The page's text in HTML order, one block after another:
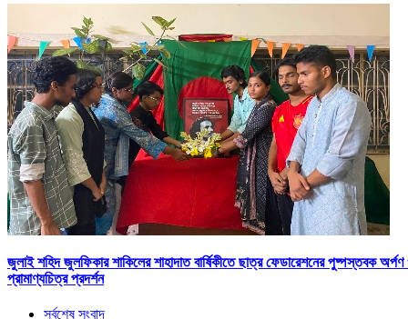
​জুলাই শহিদ জুলফিকার শাকিলের শাহাদাত বার্ষিকীতে ছাত্র ফেডারেশনের পুষ্পস্তবক
প্রামাণ্যচিত্র প্রদর্শন
সর্বশেষ সংবাদ